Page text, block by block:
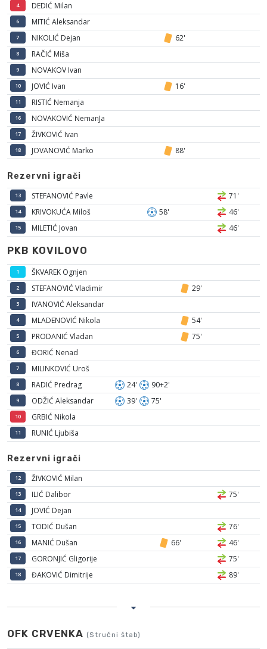
4 DEDIĆ Milan
6 MITIĆ Aleksandar
7 NIKOLIĆ Dejan 62'
8 RAČIĆ Miša
9 NOVAKOV Ivan
10 JOVIĆ Ivan 16'
11 RISTIĆ Nemanja
16 NOVAKOVIĆ NemanJa
17 ŽIVKOVIĆ Ivan
18 JOVANOVIĆ Marko 88'
Rezervni igrači
13 STEFANOVIĆ Pavle 71'
14 KRIVOKUĆA Miloš 58' 46'
15 MILETIĆ Jovan 46'
PKB KOVILOVO
1 ŠKVAREK Ognjen
2 STEFANOVIĆ Vladimir 29'
3 IVANOVIĆ Aleksandar
4 MLADENOVIĆ Nikola 54'
5 PRODANIĆ Vladan 75'
6 ĐORIĆ Nenad
7 MILINKOVIĆ Uroš
8 RADIĆ Predrag 24' 90+2'
9 ODŽIĆ Aleksandar 39' 75'
10 GRBIĆ Nikola
11 RUNIĆ Ljubiša
Rezervni igrači
12 ŽIVKOVIĆ Milan
13 ILIĆ Dalibor 75'
14 JOVIĆ Dejan
15 TODIĆ Dušan 76'
16 MANIĆ Dušan 66' 46'
17 GORONJIĆ Gligorije 75'
18 ĐAKOVIĆ Dimitrije 89'
OFK CRVENKA (Stručni štab)